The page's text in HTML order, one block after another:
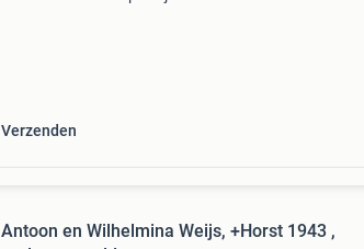
Verzenden
Antoon en Wilhelmina Weijs, +Horst 1943 ,